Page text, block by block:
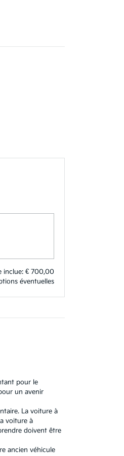
inclue: € 700,00
éventuelles
pour le
un avenir
La voiture à
voiture à
doivent être
ancien véhicule